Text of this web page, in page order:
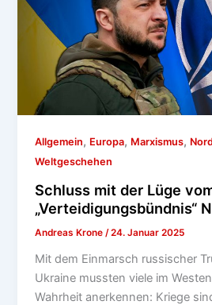
Allgemein, Europa, Marxismus,
Weltgeschehen
Schluss mit der Lüge
„Verteidigungsbündnis“
Andreas Krone/24. Januar 2025
Mit dem Einmarsch russischer
Ukraine mussten viele im
Wahrheit anerkennen: Kriege